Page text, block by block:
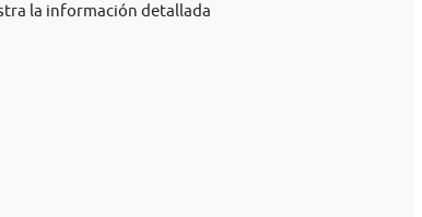
la información detallada